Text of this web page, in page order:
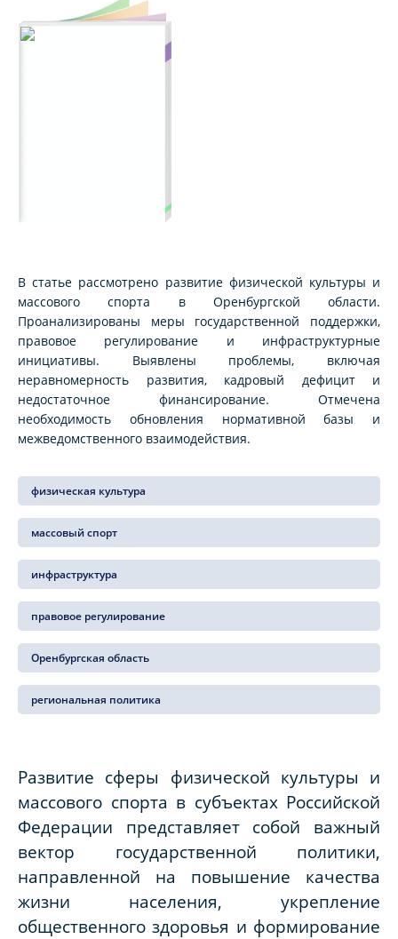
В статье рассмотрено развитие физической культуры и
массового спорта в Оренбургской области.
Проанализированы меры государственной поддержки,
правовое регулирование и инфраструктурные
инициативы. Выявлены проблемы, включая
неравномерность развития, кадровый дефицит и
недостаточное финансирование. Отмечена
необходимость обновления нормативной базы и
межведомственного взаимодействия.
физическая культура
массовый спорт
инфраструктура
правовое регулирование
Оренбургская область
региональная политика
Развитие сферы физической культуры и
массового спорта в субъектах Российской
Федерации представляет собой важный
вектор государственной политики,
направленной на повышение качества
жизни населения, укрепление
общественного здоровья и формирование